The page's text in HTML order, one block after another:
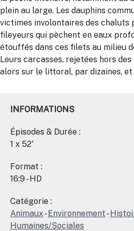
plein au large. Les dauphins
victimes involontaires des chaluts
fileyeurs qui pèchent en eaux
étouffés dans ces filets au milieu
Leurs carcasses, rejetées hors des
alors sur le littoral, par dizaines,
INFORMATIONS
Épisodes & Durée :
1 x 52'
Format :
16:9 - HD
Catégorie :
Animaux-Environnement -
Humaines/Sociales